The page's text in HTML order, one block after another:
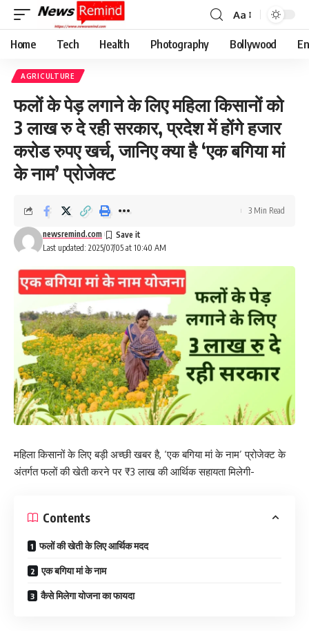
Font
Resizer
Aa
Home Tech Health Photography Bollywood
AGRICULTURE
फलों के पेड़ लगाने के लिए महिला किसानों को
3 लाख रु दे रही सरकार, प्रदेश में होंगे हजार
करोड रुपए खर्च, जानिए क्या है ‘एक बगिया मां
के नाम’ प्रोजेक्ट
Last updated: 2025/07/05 at 10:40 AM
newsremind.com
3 Min Read
महिला किसानों के लिए बड़ी अच्छी खबर है, ‘एक बगिया मां के नाम’ प्रोजेक्ट के
अंतर्गत फलों की खेती करने पर ₹3 लाख की आर्थिक सहायता मिलेगी-
Contents
फलों की खेती के लिए आर्थिक मदद
एक बगिया मां के नाम
कैसे मिलेगा योजना का फायदा